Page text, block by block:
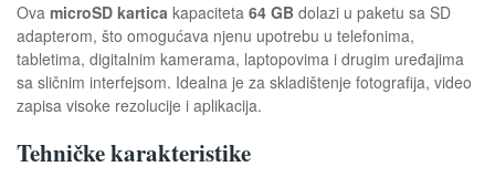
Ova microSD kartica kapaciteta 64 GB dolazi u paketu sa SD
adapterom, što omogućava njenu upotrebu u telefonima,
tabletima, digitalnim kamerama, laptopovima i drugim uređajima
sa sličnim interfejsom. Idealna je za skladištenje fotografija, video
zapisa visoke rezolucije i aplikacija.
Tehničke karakteristike